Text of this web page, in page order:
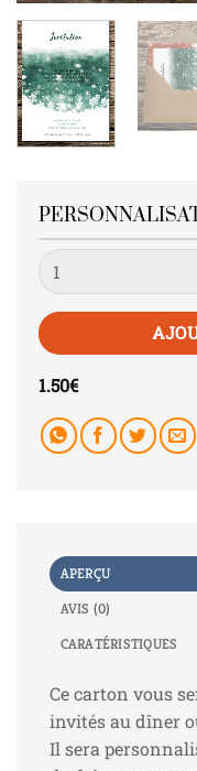
Quantité
1.50€
APERÇU
AVIS (0)
CARATÉRISTIQUES
Ce carton vous
invités au dîner
Il sera